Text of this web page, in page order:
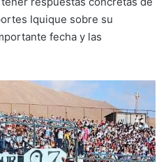
Iquique sobre su
fecha y las